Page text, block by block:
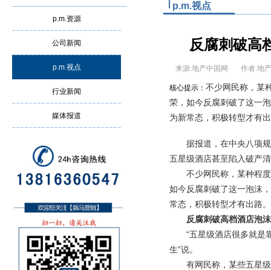
p.m.资源
公司新闻
p.m.视点
行业新闻
媒体报道
p.m.视点
反腐刺破高
来源:地产中国网 作者:
核心提示： 不少网民称，某
荣，如今反腐刺破了这一
为新常态，积极转型才有
据报道，在中央八项
五星级酒店甚至陷入破产
不少网民称，某种程
如今反腐刺破了这一泡沫
常态，积极转型才有出路。
反腐刺破高档酒店泡沫
“五星级酒店很多就是
生”说。
有网民称，某些五星